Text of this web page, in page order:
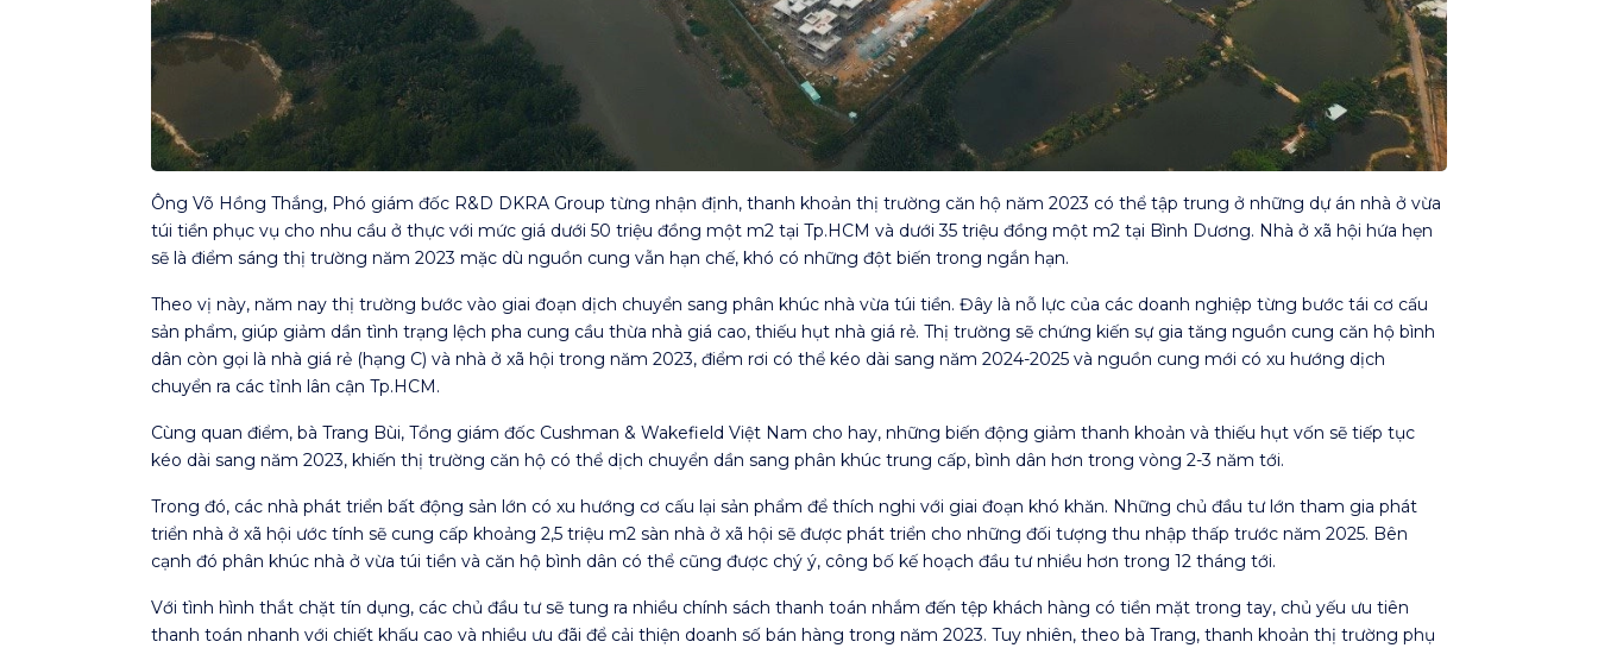
Ông Võ Hồng Thắng, Phó giám đốc R&D DKRA Group từng nhận định, thanh khoản thị trường căn hộ năm 2023 có thể tập trung ở những dự án nhà ở vừa
túi tiền phục vụ cho nhu cầu ở thực với mức giá dưới 50 triệu đồng một m2 tại Tp.HCM và dưới 35 triệu đồng một m2 tại Bình Dương. Nhà ở xã hội hứa hẹn
sẽ là điểm sáng thị trường năm 2023 mặc dù nguồn cung vẫn hạn chế, khó có những đột biến trong ngắn hạn.
Theo vị này, năm nay thị trường bước vào giai đoạn dịch chuyển sang phân khúc nhà vừa túi tiền. Đây là nỗ lực của các doanh nghiệp từng bước tái cơ cấu
sản phẩm, giúp giảm dần tình trạng lệch pha cung cầu thừa nhà giá cao, thiếu hụt nhà giá rẻ. Thị trường sẽ chứng kiến sự gia tăng nguồn cung căn hộ bình
dân còn gọi là nhà giá rẻ (hạng C) và nhà ở xã hội trong năm 2023, điểm rơi có thể kéo dài sang năm 2024-2025 và nguồn cung mới có xu hướng dịch
chuyển ra các tỉnh lân cận Tp.HCM.
Cùng quan điểm, bà Trang Bùi, Tổng giám đốc Cushman & Wakefield Việt Nam cho hay, những biến động giảm thanh khoản và thiếu hụt vốn sẽ tiếp tục
kéo dài sang năm 2023, khiến thị trường căn hộ có thể dịch chuyển dần sang phân khúc trung cấp, bình dân hơn trong vòng 2-3 năm tới.
Trong đó, các nhà phát triển bất động sản lớn có xu hướng cơ cấu lại sản phẩm để thích nghi với giai đoạn khó khăn. Những chủ đầu tư lớn tham gia phát
triển nhà ở xã hội ước tính sẽ cung cấp khoảng 2,5 triệu m2 sàn nhà ở xã hội sẽ được phát triển cho những đối tượng thu nhập thấp trước năm 2025. Bên
cạnh đó phân khúc nhà ở vừa túi tiền và căn hộ bình dân có thể cũng được chý ý, công bố kế hoạch đầu tư nhiều hơn trong 12 tháng tới.
Với tình hình thắt chặt tín dụng, các chủ đầu tư sẽ tung ra nhiều chính sách thanh toán nhắm đến tệp khách hàng có tiền mặt trong tay, chủ yếu ưu tiên
thanh toán nhanh với chiết khấu cao và nhiều ưu đãi để cải thiện doanh số bán hàng trong năm 2023. Tuy nhiên, theo bà Trang, thanh khoản thị trường phụ